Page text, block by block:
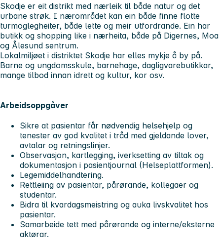
Skodje er eit distrikt med nærleik til både natur og det
urbane strøk. I nærområdet kan ein både finne flotte
turmoglegheiter, både lette og meir utfordrande. Ein har
butikk og shopping like i nærheita, både på Digernes, Moa
og Ålesund sentrum.
Lokalmiljøet i distriktet Skodje har elles mykje å by på.
Barne og ungdomsskule, barnehage, dagligvarebutikkar,
mange tilbod innan idrett og kultur, kor osv.
Arbeidsoppgåver
Sikre at pasientar får nødvendig helsehjelp og
tenester av god kvalitet i tråd med gjeldande lover,
avtalar og retningslinjer.
Observasjon, kartlegging, iverksetting av tiltak og
dokumentasjon i pasientjournal (Helseplattformen).
Legemiddelhandtering.
Rettleiing av pasientar, pårørande, kollegaer og
studentar.
Bidra til kvardagsmeistring og auka livskvalitet hos
pasientar.
Samarbeide tett med pårørande og interne/eksterne
aktørar.